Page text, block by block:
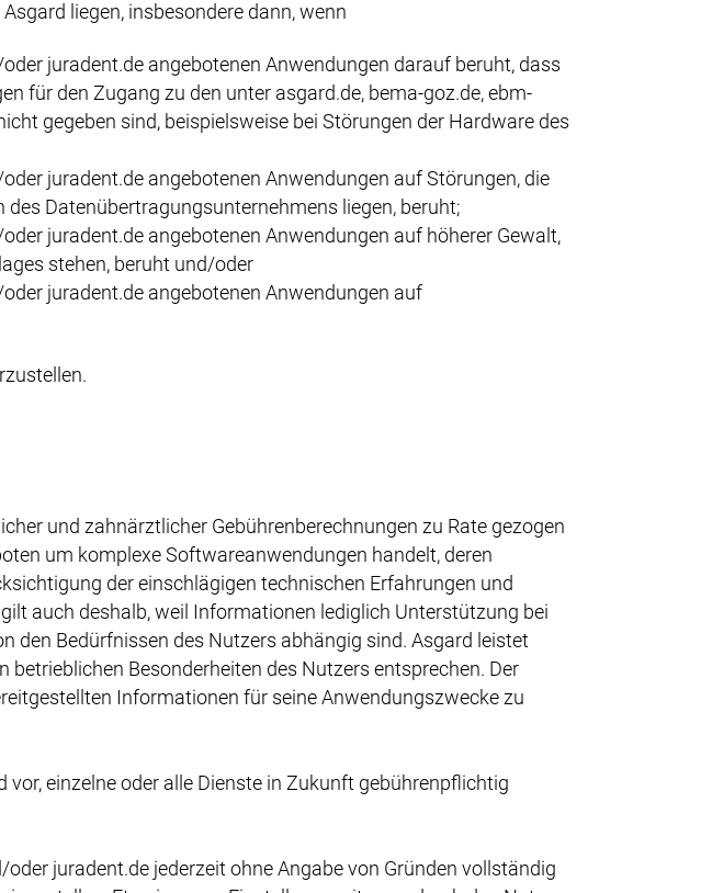
liegen, insbesondere dann, wenn
juradent.de angebotenen Anwendungen darauf beruht, dass
für den Zugang zu den unter asgard.de, bema-goz.de, ebm-
gegeben sind, beispielsweise bei Störungen der Hardware des
juradent.de angebotenen Anwendungen auf Störungen, die
Datenübertragungsunternehmens liegen, beruht;
juradent.de angebotenen Anwendungen auf höherer Gewalt,
stehen, beruht und/oder
juradent.de angebotenen Anwendungen auf
und zahnärztlicher Gebührenberechnungen zu Rate gezogen
um komplexe Softwareanwendungen handelt, deren
der einschlägigen technischen Erfahrungen und
auch deshalb, weil Informationen lediglich Unterstützung bei
den Bedürfnissen des Nutzers abhängig sind. Asgard leistet
Besonderheiten des Nutzers entsprechen. Der
Informationen für seine Anwendungszwecke zu
einzelne oder alle Dienste in Zukunft gebührenpflichtig
juradent.de jederzeit ohne Angabe von Gründen vollständig